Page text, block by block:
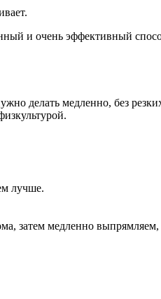
и очень эффективный
делать медленно, без
лучше.
затем медленно выпрямляем,